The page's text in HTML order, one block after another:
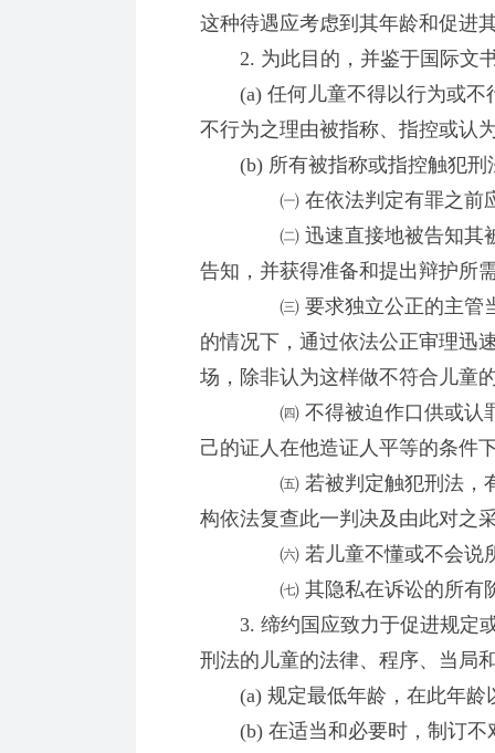
这种待遇应考虑到其年龄和促进
2. 为此目的，并鉴于国际文
(a) 任何儿童不得以行为或不
不行为之理由被指称、指控或认
(b) 所有被指称或指控触犯刑
㈠ 在依法判定有罪之前应
㈡ 迅速直接地被告知其被控
告知，并获得准备和提出辩护所
㈢ 要求独立公正的主管当局
的情况下，通过依法公正审理迅
场，除非认为这样做不符合儿童
㈣ 不得被迫作口供或认罪，
己的证人在他造证人平等的条件
㈤ 若被判定触犯刑法，有权
构依法复查此一判决及由此对之
㈥ 若儿童不懂或不会说所
㈦ 其隐私在诉讼的所有阶
3. 缔约国应致力于促进规定或
刑法的儿童的法律、程序、当局
(a) 规定最低年龄，在此年龄
(b) 在适当和必要时，制订不